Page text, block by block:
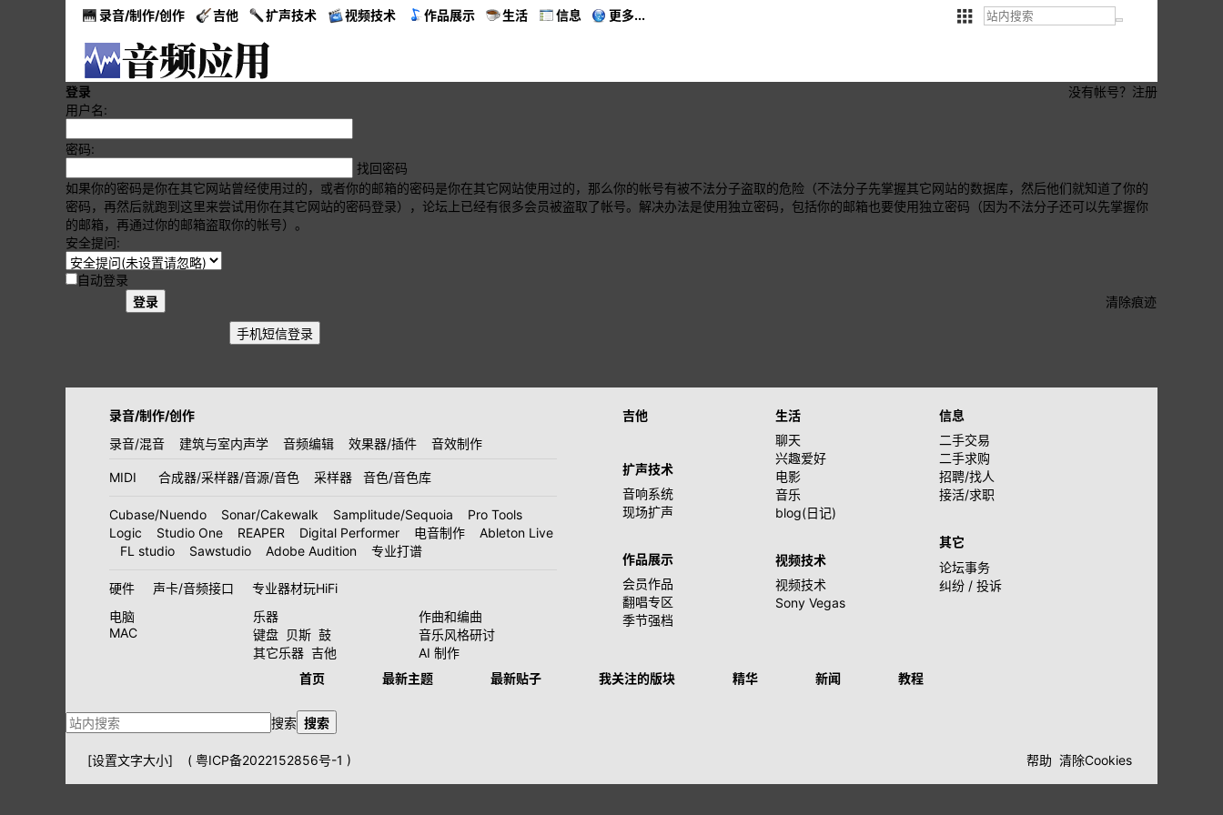
录音/制作/创作 吉他 扩声技术 视频技术 作品展示 生活 信息 更多...
没有帐号？ 注册
登录
用户名:
密码:
找回密码
如果你的密码是你在其它网站曾经使用过的，或者你的邮箱的密码是你在其它网站使用过的，那么你的帐号有被不法分子盗取的危险（不法分子先掌握其它网站的数据库，然后他们就知道了你的
密码，再然后就跑到这里来尝试用你在其它网站的密码登录），论坛上已经有很多会员被盗取了帐号。解决办法是使用独立密码，包括你的邮箱也要使用独立密码（因为不法分子还可以先掌握你
的邮箱，再通过你的邮箱盗取你的帐号）。
安全提问:
自动登录
登录
清除痕迹
手机短信登录
录音/制作/创作
录音/混音
建筑与室内声学 音频编辑 效果器/插件 音效制作
MIDI 合成器/采样器/音源/音色 采样器 音色/音色库
Cubase/Nuendo Sonar/Cakewalk Samplitude/Sequoia
Pro Tools
Logic
Studio One REAPER Digital Performer 电音制作
Ableton Live
FL studio
Sawstudio Adobe Audition 专业打谱
硬件 声卡/音频接口
专业器材玩HiFi
电脑
MAC
乐器
键盘 贝斯 鼓
其它乐器 吉他
作曲和编曲
音乐风格研讨
AI 制作
吉他
扩声技术
音响系统
现场扩声
作品展示
会员作品
翻唱专区
季节强档
生活
聊天
兴趣爱好
电影
音乐
blog(日记)
视频技术
视频技术
Sony Vegas
信息
二手交易
二手求购
招聘/找人
接活/求职
其它
论坛事务
纠纷 / 投诉
首页 最新主题 最新贴子 我关注的版块 精华 新闻 教程
搜索 搜索
( 粤ICP备2022152856号-1 ) 帮助 清除Cookies
[设置文字大小]